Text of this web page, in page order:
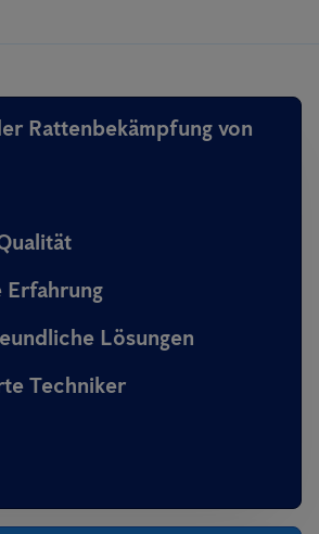
Rattenbekämpfung von
Erfahrung
Lösungen
Techniker